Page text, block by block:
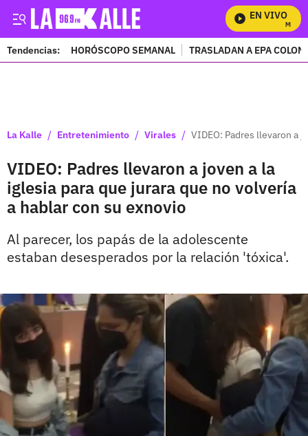
EN VIVO
Mira
Tendencias: HORÓSCOPO SEMANAL TRASLADAN A EPA
La Kalle / Entretenimiento / Virales / VIDEO: Padres llevaron a
VIDEO: Padres llevaron a joven a la
iglesia para que jurara que no volvería
a hablar con su exnovio
Al parecer, los papás de la adolescente
estaban desesperados por la relación 'tóxica'.